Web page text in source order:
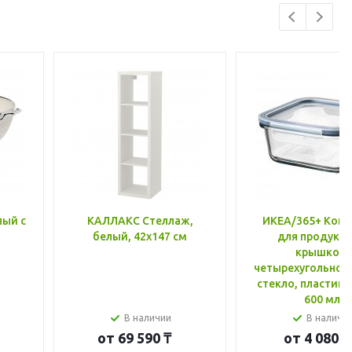
с
КАЛЛАКС Стеллаж,
белый, 42x147 см
В наличии
от 69 590 ₸
ИКЕА/365+
для
крышкой,
стекло, пластик
600 мл
В
от 4 080 ₸